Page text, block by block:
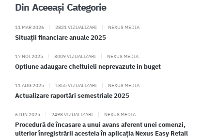
Din Aceeași Categorie
11 MAR 2026 | 2821 VIZUALIZARI | NEXUS MEDIA
Situații financiare anuale 2025
17 NOI 2025 | 3009 VIZUALIZARI | NEXUS MEDIA
Optiune adaugare cheltuieli neprevazute in buget
11 AUG 2025 | 1855 VIZUALIZARI | NEXUS MEDIA
Actualizare raportări semestriale 2025
6 IUN 2025 | 2498 VIZUALIZARI | NEXUS MEDIA
Procedură de încasare a unui avans aferent unei comenzi,
ulterior înregistrării acesteia în aplicația Nexus Easy Retail